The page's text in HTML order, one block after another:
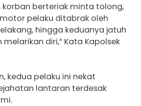
korban berteriak minta tolong,
pelaku ditabrak oleh
hingga keduanya jatuh
diri,” Kata Kapolsek
kedua pelaku ini nekat
lantaran terdesak